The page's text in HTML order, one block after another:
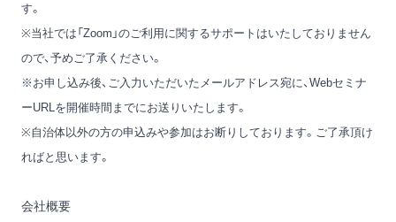
す。
※当社では「Zoom」のご利用に関するサポートはいたしておりません
ので、予めご了承ください。
※お申し込み後、ご入力いただいたメールアドレス宛に、Webセミナ
ーURLを開催時間までにお送りいたします。
※自治体以外の方の申込みや参加はお断りしております。ご了承頂け
ればと思います。
会社概要